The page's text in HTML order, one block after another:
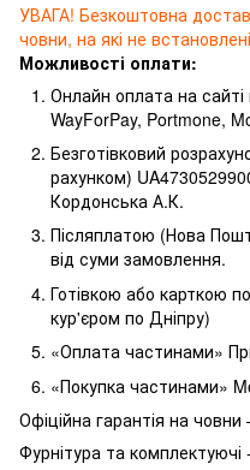
УВАГА! Безкоштовна
човни, на які не
Можливості оплати:
Онлайн оплата на сайті
WayForPay, Portmone,
Безготівковий
рахунком)
Кордонська А.К.
Післяплатою (Нова
від суми замовлення.
Готівкою або карткою
кур'єром по Дніпру)
«Оплата частинами»
«Покупка частинами»
Офіційна гарантія на
Фурнітура та комплектуючі